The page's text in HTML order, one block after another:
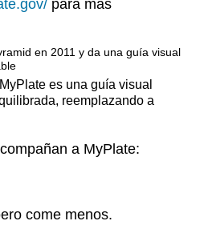
para más
es una guía visual
reemplazando a
a MyPlate:
come menos.